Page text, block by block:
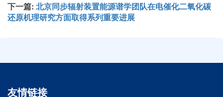
下一篇: 北京同步辐射装置能源谱学团队在电催化二氧化碳
还原机理研究方面取得系列重要进展
友情链接